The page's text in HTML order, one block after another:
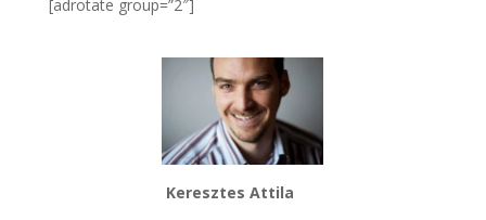
[adrotate group=”2″]
Keresztes Attila